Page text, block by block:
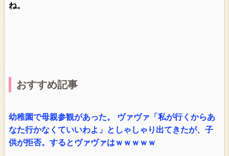
ね。
おすすめ記事
幼稚園で母親参観があった。 ヴァヴァ「私が行くからあ
なた行かなくていいわよ」としゃしゃり出てきたが、子
供が拒否。するとヴァヴァはｗｗｗｗｗ